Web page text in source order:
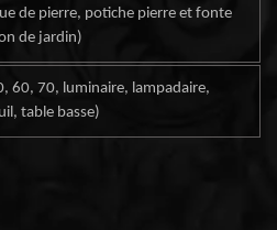
de pierre, potiche pierre et fonte
de jardin)
60, 70, luminaire, lampadaire,
table basse)